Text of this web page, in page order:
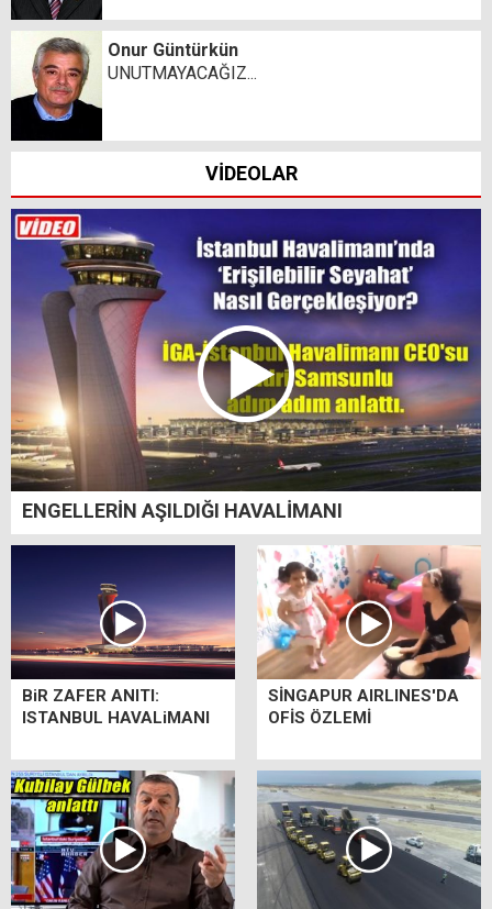
Onur Güntürkün
UNUTMAYACAĞIZ...
VİDEOLAR
ENGELLERİN AŞILDIĞI HAVALİMANI
BiR ZAFER ANITI:
ISTANBUL HAVALiMANI
SİNGAPUR AIRLINES'DA
OFİS ÖZLEMİ